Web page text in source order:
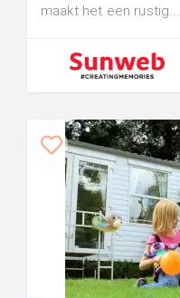
maakt het een rustig...